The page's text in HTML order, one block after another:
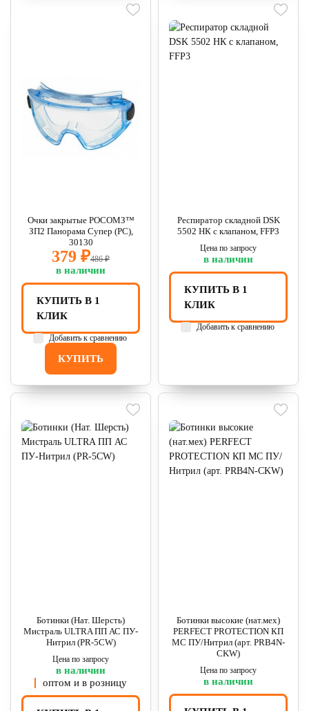
Очки закрытые РОСОМЗ™
ЗП2 Панорама Супер (PС),
30130
379 ₽486 ₽
в наличии
КУПИТЬ
КУПИТЬ В 1
КЛИК
Добавить к сравнению
Респиратор складной DSK
5502 НК с клапаном, FFP3
Цена по запросу
в наличии
КУПИТЬ В 1
КЛИК
Добавить к сравнению
Ботинки (Нат. Шерсть)
Мистраль ULTRA ПП АС ПУ-
Нитрил (PR-5CW)
Цена по запросу
в наличии
оптом и в розницу
Ботинки высокие (нат.мех)
PERFECT PROTECTION КП
МС ПУ/Нитрил (арт. PRB4N-
CKW)
Цена по запросу
в наличии